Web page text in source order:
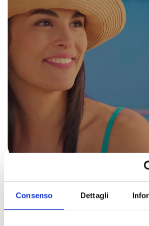
Consenso Dettagli
Romagna, la vacanza